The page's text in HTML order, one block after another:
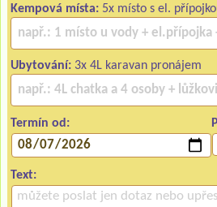
Kempová místa: 5x místo s el.
Ubytování: 3x 4L karavan pronájem
Termín od:
Text: